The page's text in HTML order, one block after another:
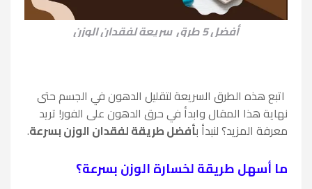
أفضل 5 طرق سريعة لفقدان الوزن
اتبع هذه الطرق السريعة لتقليل الدهون في الجسم حتى
نهاية هذا المقال وابدأ في حرق الدهون على الفور! تريد
معرفة المزيد؟ لنبدأ بأفضل طريقة لفقدان الوزن بسرعة.
ما أسهل طريقة لخسارة الوزن بسرعة؟